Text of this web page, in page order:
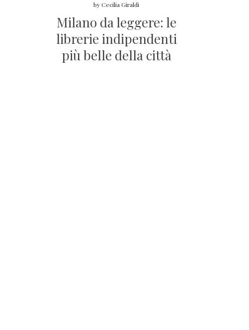
byCecilia Giraldi
Milano da leggere: le
librerie indipendenti
più belle della città